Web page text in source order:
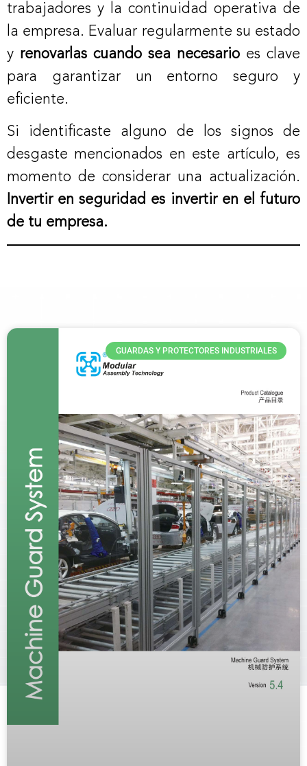
trabajadores y la continuidad operativa de
la empresa. Evaluar regularmente su estado
y renovarlas cuando sea necesario es clave
para garantizar un entorno seguro y
eficiente.
Si identificaste alguno de los signos de
desgaste mencionados en este artículo, es
momento de considerar una actualización.
Invertir en seguridad es invertir en el futuro
de tu empresa.
GUARDAS Y PROTECTORES INDUSTRIALES